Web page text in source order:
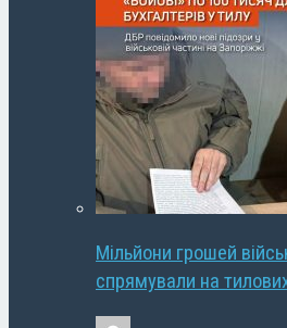
Мільйони грошей
спрямували на